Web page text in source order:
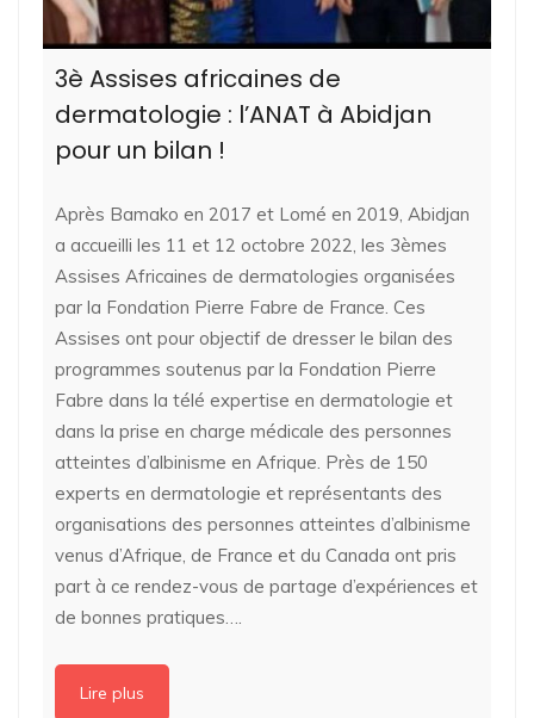
3è Assises africaines de
dermatologie : l’ANAT à Abidjan
pour un bilan !
Après Bamako en 2017 et Lomé en 2019, Abidjan
a accueilli les 11 et 12 octobre 2022, les 3èmes
Assises Africaines de dermatologies organisées
par la Fondation Pierre Fabre de France. Ces
Assises ont pour objectif de dresser le bilan des
programmes soutenus par la Fondation Pierre
Fabre dans la télé expertise en dermatologie et
dans la prise en charge médicale des personnes
atteintes d’albinisme en Afrique. Près de 150
experts en dermatologie et représentants des
organisations des personnes atteintes d’albinisme
venus d’Afrique, de France et du Canada ont pris
part à ce rendez-vous de partage d’expériences et
de bonnes pratiques….
Lire plus